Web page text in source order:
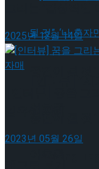
[인터뷰] “세
2025년 12월 14일
2023년 05월 26일